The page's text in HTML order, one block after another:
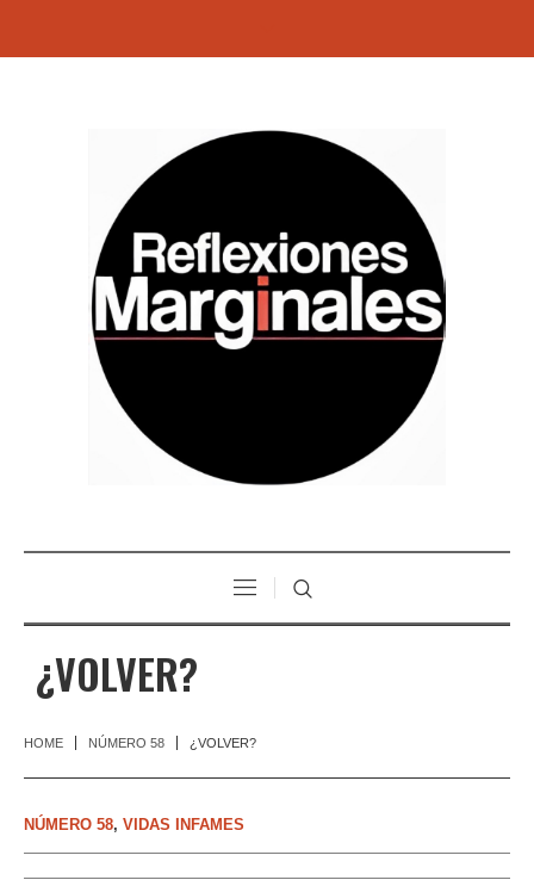
¿VOLVER?
HOME NÚMERO 58 ¿VOLVER?
NÚMERO 58, VIDAS INFAMES